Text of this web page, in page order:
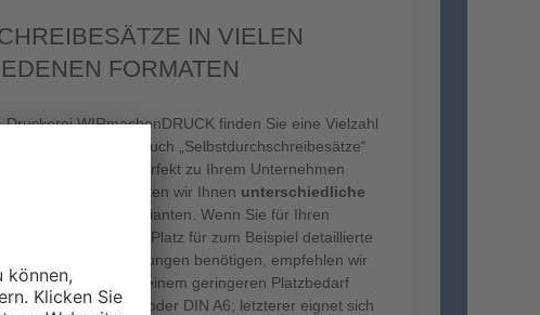
IN VIELEN
FORMATEN
Druckerei WIRmachenDRUCK finden Sie eine Vielzahl
auch „Selbstdurchschreibesätze“
genannt, die perfekt zu Ihrem Unternehmen
auf die Größe bieten wir Ihnen unterschiedliche
quadratische Varianten. Wenn Sie für Ihren
Formulare mit viel Platz für zum Beispiel detaillierte
oder Rechnungen benötigen, empfehlen wir
in DIN A4. Bei einem geringeren Platzbedarf
Blöcke in DIN A5 oder DIN A6; letzterer eignet sich